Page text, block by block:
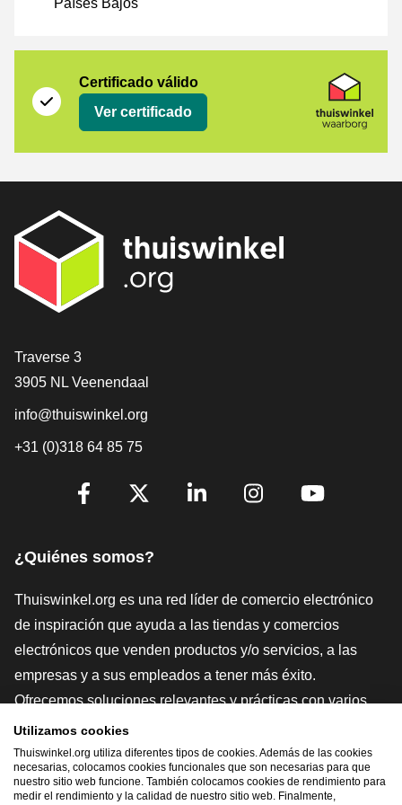
Certificado válido
Ver certificado
[_General:Contact]
Traverse 3
3905 NL Veenendaal
info@thuiswinkel.org
+31 (0)318 64 85 75
[_General:SocialMediaTitle]
¿Quiénes somos?
Thuiswinkel.org es una red líder de comercio electrónico
de inspiración que ayuda a las tiendas y comercios
electrónicos que venden productos y/o servicios, a las
empresas y a sus empleados a tener más éxito.
Ofrecemos soluciones relevantes y prácticas con varios
sellos de confianza, Thuiswinkel Reviews, herramientas y
asesoramiento jurídico, defensa, estudios de mercado, y
tenemos nuestra propia plataforma educativa, la
Thuiswinkel e-Academy.
Utilizamos cookies
Thuiswinkel.org utiliza diferentes tipos de cookies. Además de las cookies
necesarias, colocamos cookies funcionales que son necesarias para que
nuestro sitio web funcione. También colocamos cookies de rendimiento para
medir el rendimiento y la calidad de nuestro sitio web. Finalmente,